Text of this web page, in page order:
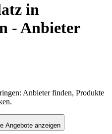
in
- Anbieter
Anbieter finden, Produkte
Angebote anzeigen